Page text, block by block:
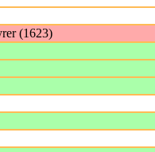
(1623)